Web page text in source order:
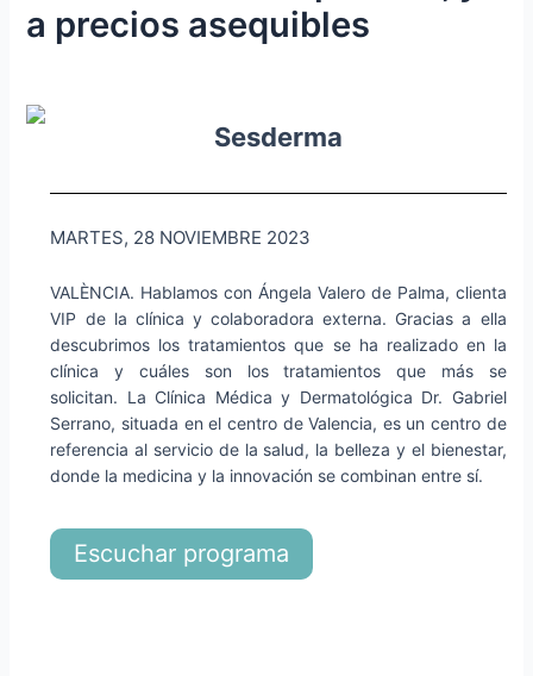
a precios asequibles
Sesderma
MARTES, 28 NOVIEMBRE 2023
VALÈNCIA. Hablamos con Ángela Valero de Palma, clienta
VIP de la clínica y colaboradora externa. Gracias a ella
descubrimos los tratamientos que se ha realizado en la
clínica y cuáles son los tratamientos que más se
solicitan. La Clínica Médica y Dermatológica Dr. Gabriel
Serrano, situada en el centro de Valencia, es un centro de
referencia al servicio de la salud, la belleza y el bienestar,
donde la medicina y la innovación se combinan entre sí.
Escuchar programa